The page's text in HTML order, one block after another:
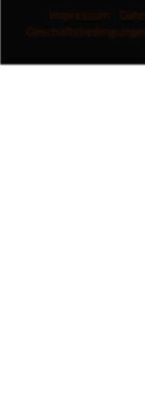
Impressum
Geschäftsbedingungen